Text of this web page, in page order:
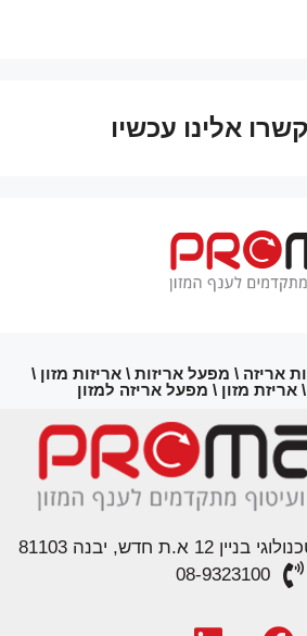
אלינו עכשיו
אריזה \ מפעל אריזות \ אריזות מזון \
אריזת מזון \ מפעל אריזה למזון
08-9323100